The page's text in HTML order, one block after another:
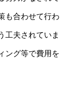
も合わせて行わ
工夫されていま
ング等で費用を